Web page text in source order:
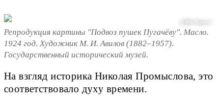
@ РИА "Новости"
Репродукция картины "Подвоз пушек Пугачёву". Масло.
1924 год. Художник М. И. Авилов (1882–1957).
Государственный исторический музей.
На взгляд историка Николая Промыслова, это
соответствовало духу времени.